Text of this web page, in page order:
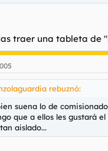
traer una tableta de
rebuznó:
suena lo de
que a ellos les gustará
aislado...